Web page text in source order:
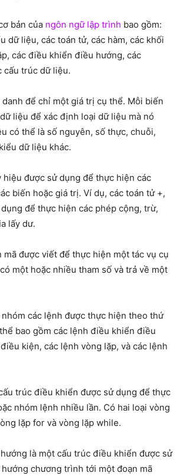
bản của ngôn ngữ lập trình bao gồm:
dữ liệu, các toán tử, các hàm, các khối
các điều khiển điều hướng, các
cấu trúc dữ liệu.
để chỉ một giá trị cụ thể. Mỗi biến
liệu để xác định loại dữ liệu mà nó
có thể là số nguyên, số thực, chuỗi,
dữ liệu khác.
hiệu được sử dụng để thực hiện các
biến hoặc giá trị. Ví dụ, các toán tử +,
để thực hiện các phép cộng, trừ,
lấy dư.
mã được viết để thực hiện một tác vụ cụ
một hoặc nhiều tham số và trả về một
các lệnh được thực hiện theo thứ
bao gồm các lệnh điều khiển điều
kiện, các lệnh vòng lặp, và các lệnh
trúc điều khiển được sử dụng để thực
nhóm lệnh nhiều lần. Có hai loại vòng
lặp for và vòng lặp while.
là một cấu trúc điều khiển được sử
chương trình tới một đoạn mã